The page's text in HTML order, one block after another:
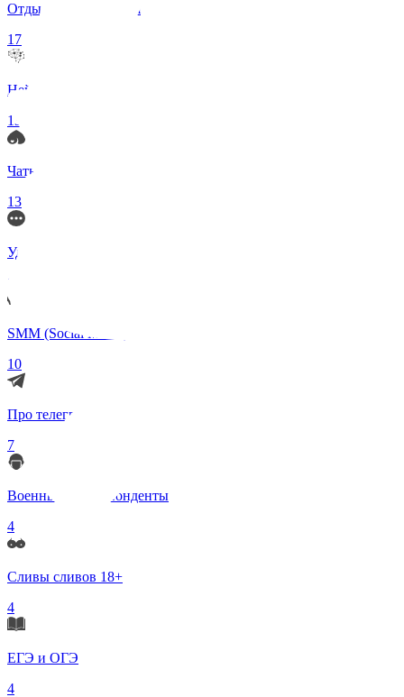
Отдых и Развлечения
17
Нейросети и ИИ
13
Чаты по интересам
13
Удаленка (Работа)
11
SMM (Social Media)
10
Про телеграмм
7
Военные корреспонденты
4
Сливы сливов 18+
4
ЕГЭ и ОГЭ
4